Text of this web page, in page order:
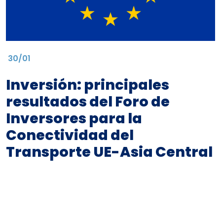
30/01
Inversión: principales
resultados del Foro de
Inversores para la
Conectividad del
Transporte UE-Asia Central